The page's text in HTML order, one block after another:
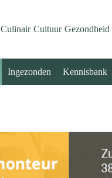
Culinair Cultuur Gezondheid
Ingezonden Kennisbank